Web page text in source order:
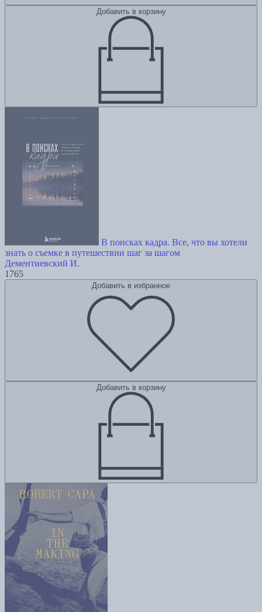
Добавить в корзину
В поисках кадра. Все, что вы хотели
знать о съемке в путешествии шаг за шагом
Дементиевский И.
1765
Добавить в избранное
Добавить в корзину